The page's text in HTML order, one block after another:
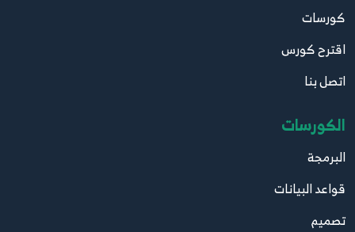
كورسات
اقترح كورس
اتصل بنا
الكورسات
البرمجة
قواعد البيانات
تصميم